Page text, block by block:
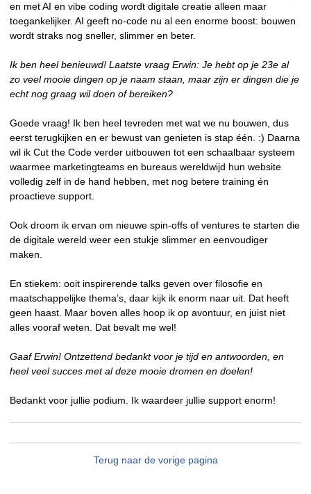
en met AI en vibe coding wordt digitale creatie alleen maar
toegankelijker. AI geeft no-code nu al een enorme boost: bouwen
wordt straks nog sneller, slimmer en beter.
Ik ben heel benieuwd! Laatste vraag Erwin: Je hebt op je 23e al
zo veel mooie dingen op je naam staan, maar zijn er dingen die je
echt nog graag wil doen of bereiken?
Goede vraag! Ik ben heel tevreden met wat we nu bouwen, dus
eerst terugkijken en er bewust van genieten is stap één. :) Daarna
wil ik Cut the Code verder uitbouwen tot een schaalbaar systeem
waarmee marketingteams en bureaus wereldwijd hun website
volledig zelf in de hand hebben, met nog betere training én
proactieve support.
Ook droom ik ervan om nieuwe spin-offs of ventures te starten die
de digitale wereld weer een stukje slimmer en eenvoudiger
maken.
En stiekem: ooit inspirerende talks geven over filosofie en
maatschappelijke thema’s, daar kijk ik enorm naar uit. Dat heeft
geen haast. Maar boven alles hoop ik op avontuur, en juist niet
alles vooraf weten. Dat bevalt me wel!
Gaaf Erwin! Ontzettend bedankt voor je tijd en antwoorden, en
heel veel succes met al deze mooie dromen en doelen!
Bedankt voor jullie podium. Ik waardeer jullie support enorm!
Terug naar de vorige pagina